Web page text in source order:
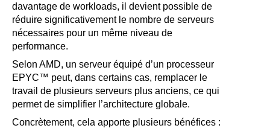
davantage de workloads, il devient possible de
réduire significativement le nombre de serveurs
nécessaires pour un même niveau de
performance.
Selon AMD, un serveur équipé d’un processeur
EPYC™ peut, dans certains cas, remplacer le
travail de plusieurs serveurs plus anciens, ce qui
permet de simplifier l’architecture globale.
Concrètement, cela apporte plusieurs bénéfices :